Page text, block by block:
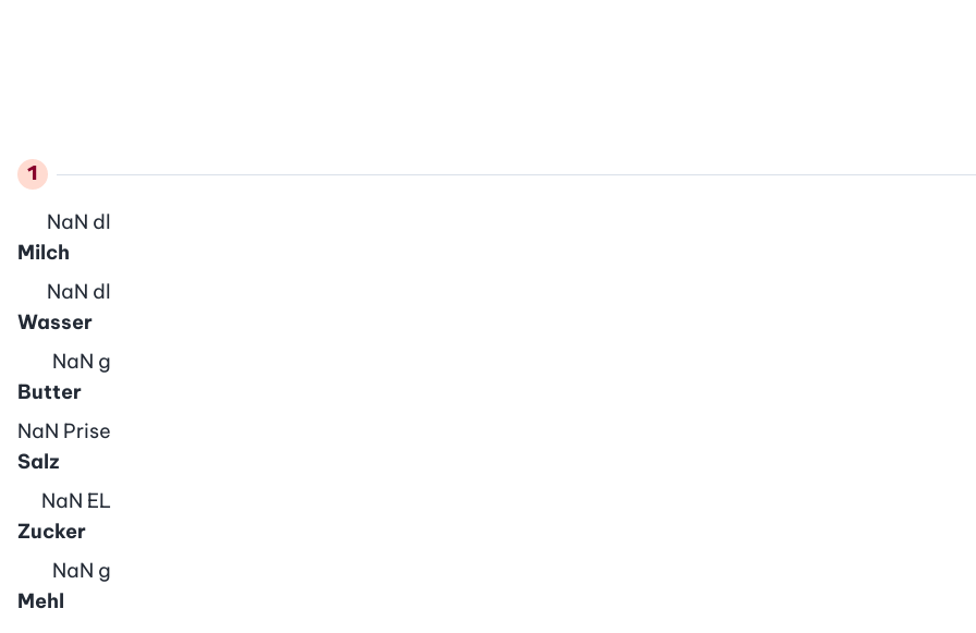
Milch
NaN dl
Wasser
NaN dl
Butter
NaN g
Salz
NaN Prise
Zucker
NaN EL
Mehl
NaN g